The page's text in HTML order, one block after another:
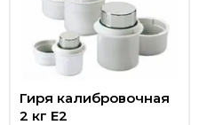
Гиря калибровочная
2 кг E2